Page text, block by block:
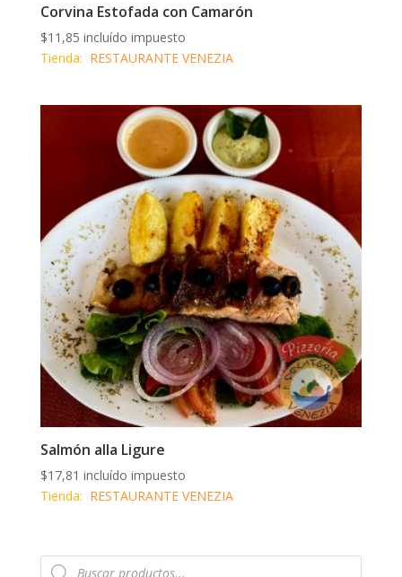
Corvina Estofada con Camarón
$11,85 incluído impuesto
Tienda: RESTAURANTE VENEZIA
Salmón alla Ligure
$17,81 incluído impuesto
Tienda: RESTAURANTE VENEZIA
Búsqueda
de